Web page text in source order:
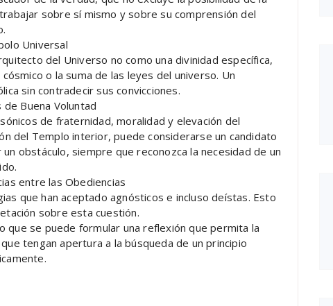
sobre sí mismo y sobre su comprensión del
Universal
del Universo no como una divinidad específica,
o la suma de las leyes del universo. Un
sin contradecir sus convicciones.
Buena Voluntad
de fraternidad, moralidad y elevación del
del Templo interior, puede considerarse un candidato
obstáculo, siempre que reconozca la necesidad de un
entre las Obediencias
que han aceptado agnósticos e incluso deístas. Esto
sobre esta cuestión.
que se puede formular una reflexión que permita la
tengan apertura a la búsqueda de un principio